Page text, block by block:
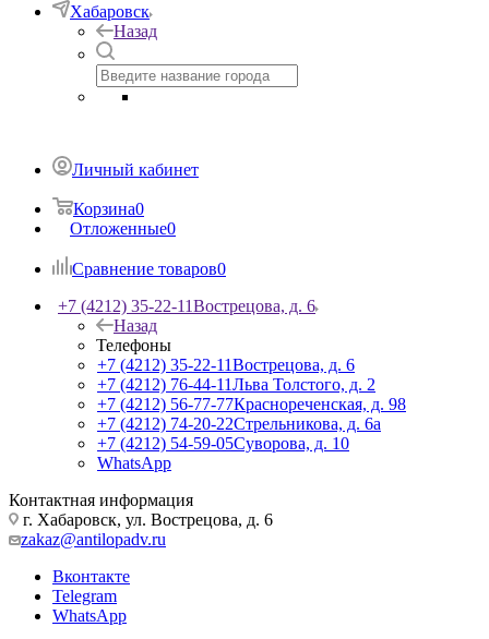
Хабаровск
Назад
Личный кабинет
Корзина0
Отложенные0
Сравнение товаров0
+7 (4212) 35-22-11Вострецова, д. 6
Назад
Телефоны
+7 (4212) 35-22-11Вострецова, д. 6
+7 (4212) 76-44-11Льва Толстого, д. 2
+7 (4212) 56-77-77Краснореченская, д. 98
+7 (4212) 74-20-22Стрельникова, д. 6а
+7 (4212) 54-59-05Суворова, д. 10
WhatsApp
Контактная информация
г. Хабаровск, ул. Вострецова, д. 6
zakaz@antilopadv.ru
Вконтакте
Telegram
WhatsApp